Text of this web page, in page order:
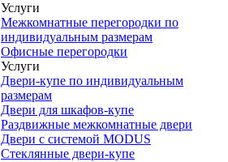
Услуги
Межкомнатные перегородки по
индивидуальным размерам
Офисные перегородки
Услуги
Двери-купе по индивидуальным
размерам
Двери для шкафов-купе
Раздвижные межкомнатные двери
Двери с системой MODUS
Стеклянные двери-купе